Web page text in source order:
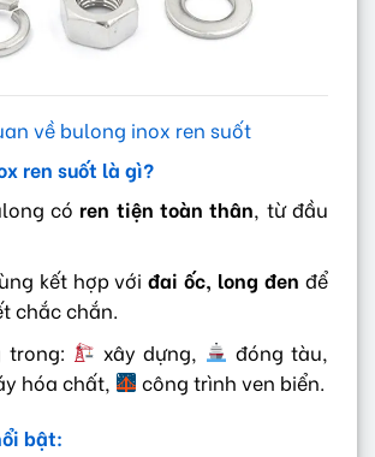
về bulong inox ren suốt
ren suốt là gì?
có ren tiện toàn thân , từ đầu
kết hợp vớiđai ốc, long đen để
chắc chắn.
trong:
xây dựng,
đóng tàu,
hóa chất,
công trình ven biển.
bật: